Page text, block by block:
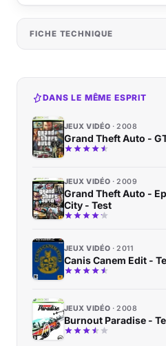
FICHE TECHNIQUE
DANS LE MÊME ESPRIT
JEUX VIDÉO 2008
Grand Theft Auto -
JEUX VIDÉO 2009
Grand Theft Auto -
City - Test
JEUX VIDÉO 2011
Canis Canem Edit -
JEUX VIDÉO 2008
Burnout Paradise -